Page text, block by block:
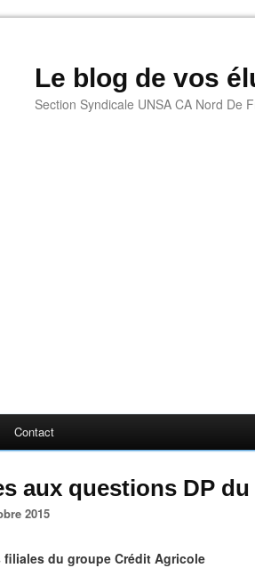
Le blog de vos
Section Syndicale UNSA CA Nord De
Contact
aux questions DP du
2015
filiales du groupe Crédit Agricole